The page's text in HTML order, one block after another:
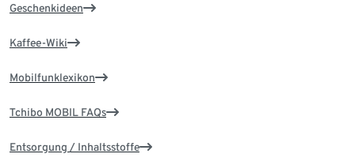
Geschenkideen
Kaffee-Wiki
Mobilfunklexikon
Tchibo MOBIL FAQs
Entsorgung / Inhaltsstoffe